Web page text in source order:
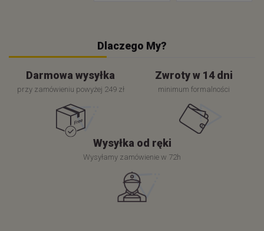
Dlaczego My?
Darmowa wysyłka
przy zamówieniu powyżej 249 zł
Zwroty w 14 dni
minimum formalności
Wysyłka od ręki
Wysyłamy zamówienie w 72h